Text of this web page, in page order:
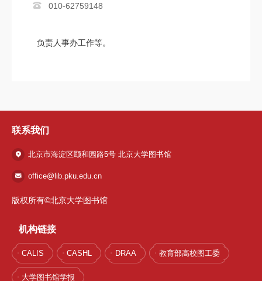
010-62759148
负责人事办工作等。
联系我们
北京市海淀区颐和园路5号 北京大学图书馆
office@lib.pku.edu.cn
版权所有©北京大学图书馆
机构链接
CALIS CASHL DRAA 教育部高校图工委
大学图书馆学报